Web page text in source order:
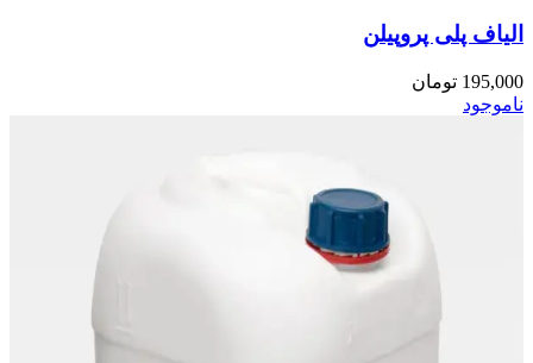
الیاف پلی پروپیلن
195,000 تومان
ناموجود